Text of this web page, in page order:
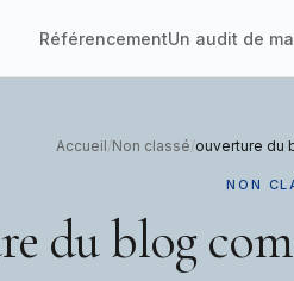
RéférencementUn audit de
Accueil/Non classé/ouverture du
NON
du blog